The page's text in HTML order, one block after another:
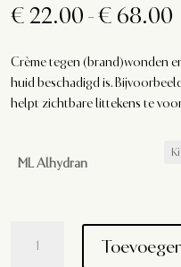
€ 22.00-€ 68.00
Crème tegen (brand)wonden
huid beschadigd is.
helpt zichtbare littekens te
ML Alhydran
aantal